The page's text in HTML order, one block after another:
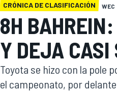
CRÓNICA DE CLASIFICACIÓN WEC
8H
Y DEJA CASI
Toyota se hizo con la pole
el campeonato, por delante